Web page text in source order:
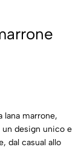
lana marrone,
design unico e
dal casual allo